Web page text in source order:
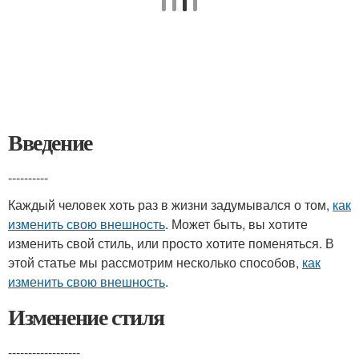
Введение
----------
Каждый человек хоть раз в жизни задумывался о том, как
изменить свою внешность. Может быть, вы хотите
изменить свой стиль, или просто хотите поменяться. В
этой статье мы рассмотрим несколько способов, как
изменить свою внешность.
Изменение стиля
------------------